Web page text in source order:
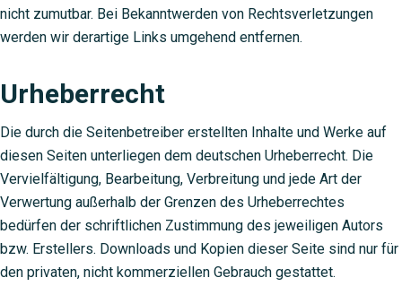
nicht zumutbar. Bei Bekanntwerden von Rechtsverletzungen
werden wir derartige Links umgehend entfernen.
Urheberrecht
Die durch die Seitenbetreiber erstellten Inhalte und Werke auf
diesen Seiten unterliegen dem deutschen Urheberrecht. Die
Vervielfältigung, Bearbeitung, Verbreitung und jede Art der
Verwertung außerhalb der Grenzen des Urheberrechtes
bedürfen der schriftlichen Zustimmung des jeweiligen Autors
bzw. Erstellers. Downloads und Kopien dieser Seite sind nur für
den privaten, nicht kommerziellen Gebrauch gestattet.